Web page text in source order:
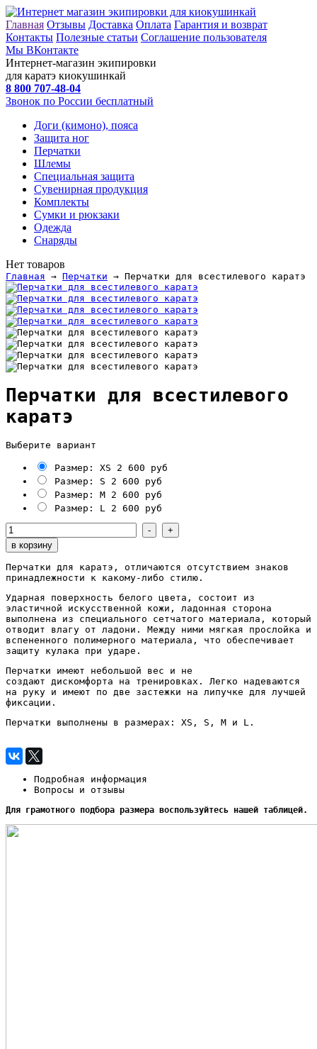
Главная Отзывы Доставка Оплата Гарантия и возврат
Контакты Полезные статьи Соглашение пользователя
Мы ВКонтакте
Интернет-магазин экипировки
для каратэ киокушинкай
8 800 707-48-04
Звонок по России бесплатный
Доги (кимоно), пояса
Защита ног
Перчатки
Шлемы
Специальная защита
Сувенирная продукция
Комплекты
Сумки и рюкзаки
Одежда
Снаряды
Нет товаров
Главная → Перчатки → Перчатки для всестилевого каратэ
Перчатки для всестилевого
каратэ
Выберите вариант
Размер: XS 2 600 руб
Размер: S 2 600 руб
Размер: М 2 600 руб
Размер: L
2 600 руб
Перчатки для каратэ, отличаются отсутствием знаков
принадлежности к какому-либо стилю.
Ударная поверхность белого цвета, состоит из
эластичной искусственной кожи, ладонная сторона
выполнена из специального сетчатого материала, который
отводит влагу от ладони. Между ними мягкая прослойка и
вспененного полимерного материала, что обеспечивает
защиту кулака при ударе.
Перчатки имеют небольшой вес и не
создают дискомфорта на тренировках. Легко надеваются
на руку и имеют по две застежки на липучке для лучшей
фиксации.
Перчатки выполнены в размерах: XS, S, M и L.
Подробная информация
Вопросы и отзывы
Для грамотного подбора размера воспользуйтесь нашей таблицей.